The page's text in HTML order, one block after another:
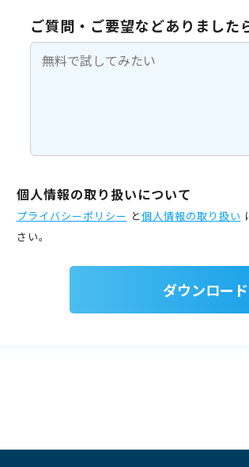
ご質問・ご要望などありました
個人情報の取り扱いについて
プライバシーポリシー と個人情報の取り扱い
さい。
ダウンロー